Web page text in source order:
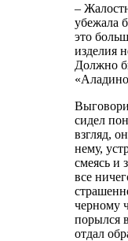
–
убежала
это
изделия
Должно
сидел
взгляд,
нему,
смеясь и
все
черному
порылся
отдал